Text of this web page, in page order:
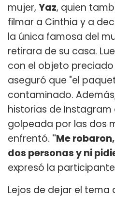
mujer, Yaz, quien
filmar a Cinthia y a
la única famosa del
retirara de su casa.
con el objeto preciado
aseguró que "el
contaminado.
historias de
golpeada por las dos
enfrentó. "Me
dos personas y ni
expresó la
Lejos de dejar el tema